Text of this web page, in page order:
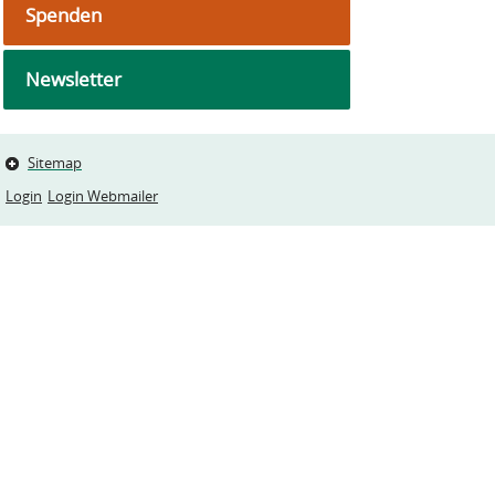
Spenden
Newsletter
Sitemap
Login Login Webmailer